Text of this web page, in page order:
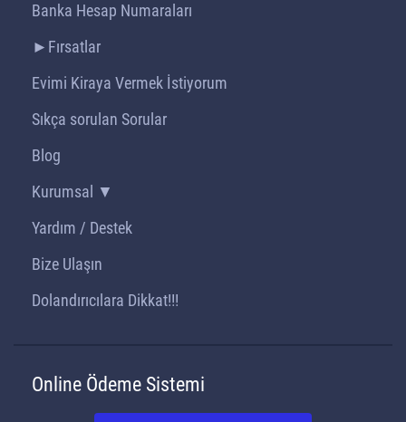
Banka Hesap Numaraları
►Fırsatlar
Evimi Kiraya Vermek İstiyorum
Sıkça sorulan Sorular
Blog
Kurumsal ▼
Yardım / Destek
Bize Ulaşın
Dolandırıcılara Dikkat!!!
Online Ödeme Sistemi